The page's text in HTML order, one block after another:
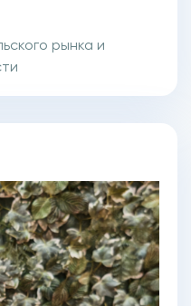
рынка и